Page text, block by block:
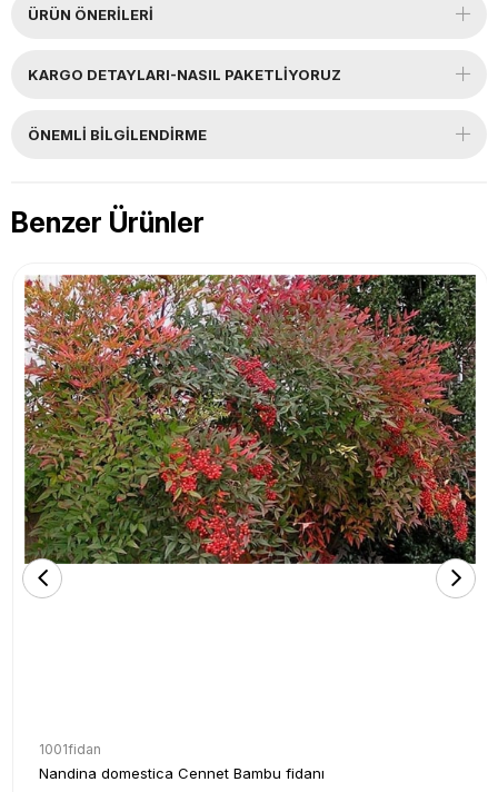
ÜRÜN ÖNERILERI
KARGO DETAYLARI-NASIL PAKETLİYORUZ
ÖNEMLI BILGILENDIRME
Benzer Ürünler
1001fidan
Nandina domestica Cennet Bambu fidanı